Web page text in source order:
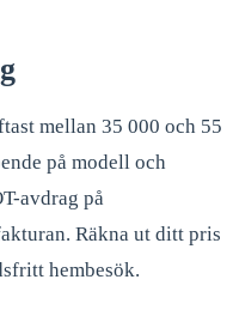
mellan 35 000 och 55
på modell och
avdrag på
Räkna ut ditt pris
hembesök.